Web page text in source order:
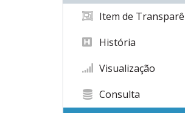
Item de
História
Visualização
Consulta